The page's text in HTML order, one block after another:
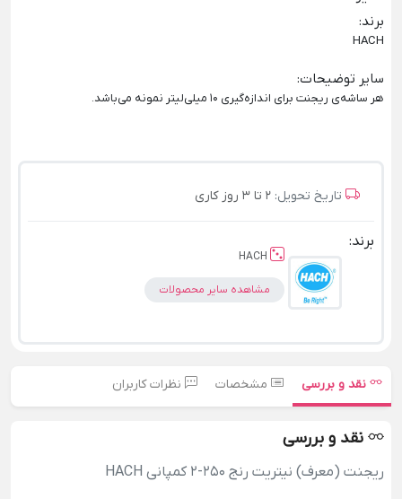
برند:
HACH
سایر توضیحات:
هر ساشه‌ی ریجنت برای اندازه‌گیری 10 میلی‌لیتر نمونه می‌باشد.
تاریخ تحویل: 2 تا 3 روز کاری
برند:
HACH
مشاهده سایر محصولات
نقد و بررسی مشخصات نظرات کاربران
نقد و بررسی
ریجنت (معرف) نیتریت رنج 250-2 کمپانی HACH